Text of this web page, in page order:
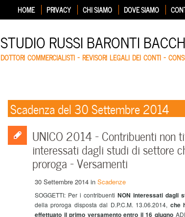
HOME PRIVACY CHI SIAMO DOVE SIAMO
STUDIO RUSSI BARONTI
DOTTORI COMMERCIALISTI – REVISORI LEGALI DEI CONTI –
Scadenza del 30 Settembre 2014
UNICO 2014 – Contribuenti non
interessati dagli studi di settore
proroga – Versamenti
30 Settembre 2014 in Scadenze
SOGGETTI: Per i contribuenti NON interessati dagli
della proroga disposta dal D.P.C.M. 13.06.2014, che
effettuato il primo versamento entro il 16 giugno